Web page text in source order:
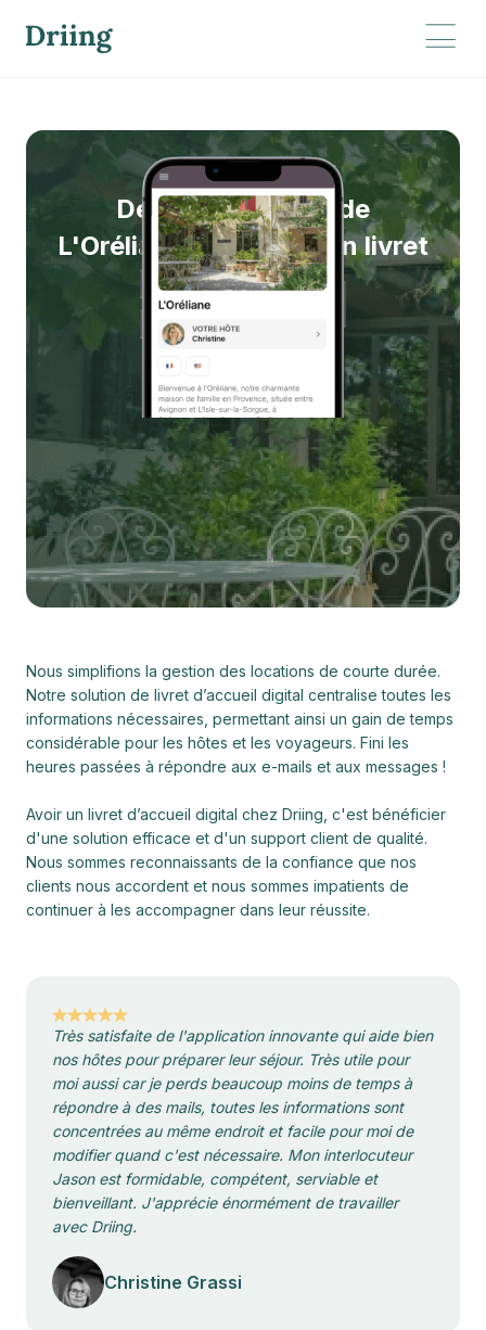
L'Oréliane
Découvrez le cas de
L'Oréliane à travers son livret
d’accueil
Nous simplifions la gestion des locations de courte durée.
Notre solution de livret d’accueil digital centralise toutes les
informations nécessaires, permettant ainsi un gain de temps
considérable pour les hôtes et les voyageurs. Fini les
heures passées à répondre aux e-mails et aux messages !
Avoir un livret d’accueil digital chez Driing, c'est bénéficier
d'une solution efficace et d'un support client de qualité.
Nous sommes reconnaissants de la confiance que nos
clients nous accordent et nous sommes impatients de
continuer à les accompagner dans leur réussite.
Très satisfaite de l'application innovante qui aide bien
nos hôtes pour préparer leur séjour. Très utile pour
moi aussi car je perds beaucoup moins de temps à
répondre à des mails, toutes les informations sont
concentrées au même endroit et facile pour moi de
modifier quand c'est nécessaire. Mon interlocuteur
Jason est formidable, compétent, serviable et
bienveillant. J'apprécie énormément de travailler
avec Driing.
Christine Grassi